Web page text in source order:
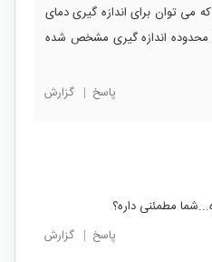
می توان برای اندازه گیری دمای
محدوده اندازه گیری مشخص شده
پاسخ | گزارش
مطمئنی داره؟
پاسخ | گزارش